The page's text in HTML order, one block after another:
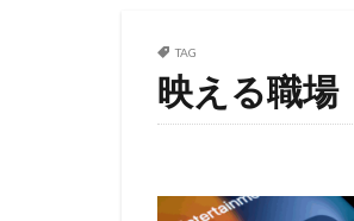
TAG
映える職場